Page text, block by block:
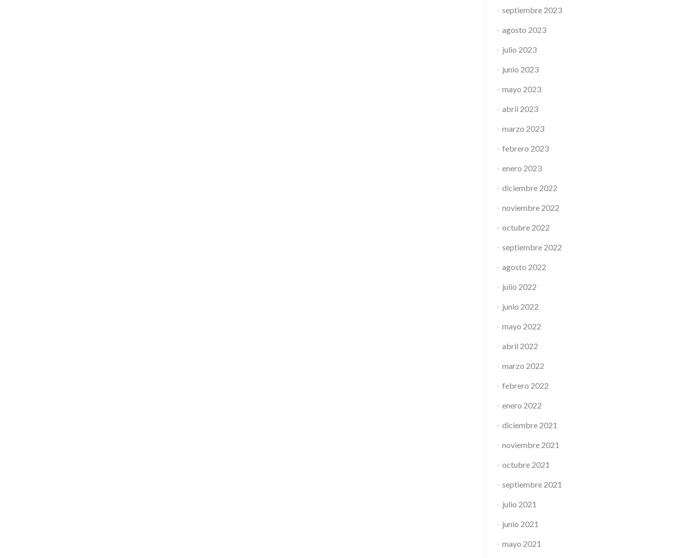
septiembre 2023
agosto 2023
julio 2023
junio 2023
mayo 2023
abril 2023
marzo 2023
febrero 2023
enero 2023
diciembre 2022
noviembre 2022
octubre 2022
septiembre 2022
agosto 2022
julio 2022
junio 2022
mayo 2022
abril 2022
marzo 2022
febrero 2022
enero 2022
diciembre 2021
noviembre 2021
octubre 2021
septiembre 2021
julio 2021
junio 2021
mayo 2021